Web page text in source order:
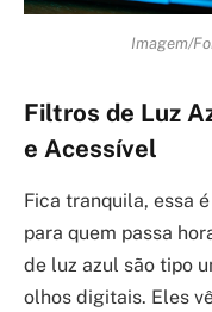
Imagem/
Filtros de Luz
e Acessível
Fica tranquila, essa
para quem passa
de luz azul são tipo
olhos digitais. Eles